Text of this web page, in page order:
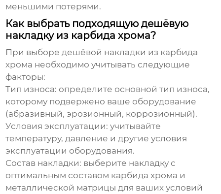
меньшими потерями.
Как выбрать подходящую дешёвую
накладку из карбида хрома?
При выборедешёвой накладки из карбида
хрома необходимо учитывать следующие
факторы:
Тип износа: определите основной тип износа,
которому подвержено ваше оборудование
(абразивный, эрозионный, коррозионный).
Условия эксплуатации: учитывайте
температуру, давление и другие условия
эксплуатации оборудования.
Состав накладки: выберите накладку с
оптимальным составом карбида хрома и
металлической матрицы для ваших условий